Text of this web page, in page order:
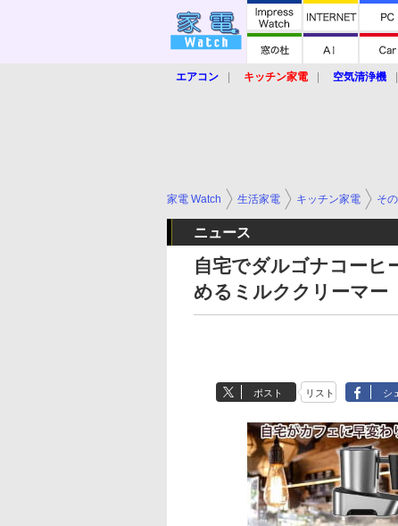
エアコン キッチン家電 空気清浄機
家電 Watch 生活家電 キッチン家電 そ
ニュース
自宅でダルゴナコーヒ
めるミルククリーマー
ポスト リスト シ